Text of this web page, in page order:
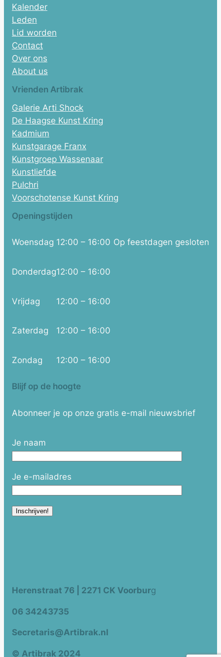
Kalender
Leden
Lid worden
Contact
Over ons
About us
Vrienden Artibrak
Galerie Arti Shock
De Haagse Kunst Kring
Kadmium
Kunstgarage Franx
Kunstgroep Wassenaar
Kunstliefde
Pulchri
Voorschotense Kunst Kring
Openingstijden
Woensdag
Donderdag
Vrijdag
Zaterdag
Zondag
12:00 – 16:00
12:00 – 16:00
12:00 – 16:00
12:00 – 16:00
12:00 – 16:00
Op feestdagen gesloten
Blijf op de hoogte
Abonneer je op onze gratis e-mail nieuwsbrief
Je naam
Je e-mailadres
Herenstraat 76 | 2271 CK Voorburg
06 34243735
Secretaris@Artibrak.nl
© Artibrak 2024